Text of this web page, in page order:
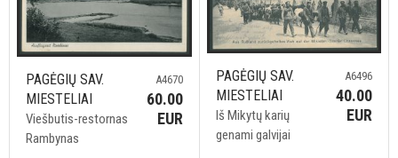
PAGĖGIŲ SAV.
MIESTELIAI
Viešbutis-restornas
Rambynas
A4670
60.00
EUR
PAGĖGIŲ SAV.
MIESTELIAI
Iš Mikytų karių
genami galvijai
A6496
40.00
EUR